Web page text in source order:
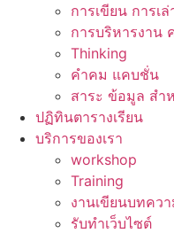
การเขียน การเล่
การบริหารงาน
Thinking
คำคม แคบชั่น
สาระ ข้อมูล สำ
ปฏิทินตารางเรียน
บริการของเรา
workshop
Training
งานเขียนบทคว
รับทำเว็บไซต์